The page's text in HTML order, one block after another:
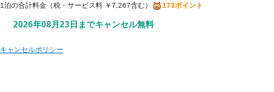
税・サービス料 ￥7,267含む 173ポイント
2026年08月23日までキャンセル無料
キャンセルポリシー